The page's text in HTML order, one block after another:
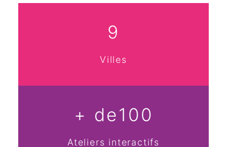
9
Villes
+ de100
Ateliers interactifs